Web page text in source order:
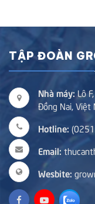
TẬP ĐOÀN
Nhà máy: Lô
Đồng Nai, Việt
Hotline:
Email:
Wesbite: